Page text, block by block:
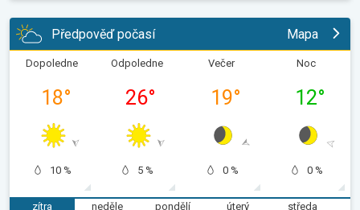
Předpověď počasí Mapa
Dopoledne
18°
10 %
Odpoledne
26°
5 %
Večer
19°
0 %
Noc
12°
0 %
zítra
neděle
pondělí
úterý
středa